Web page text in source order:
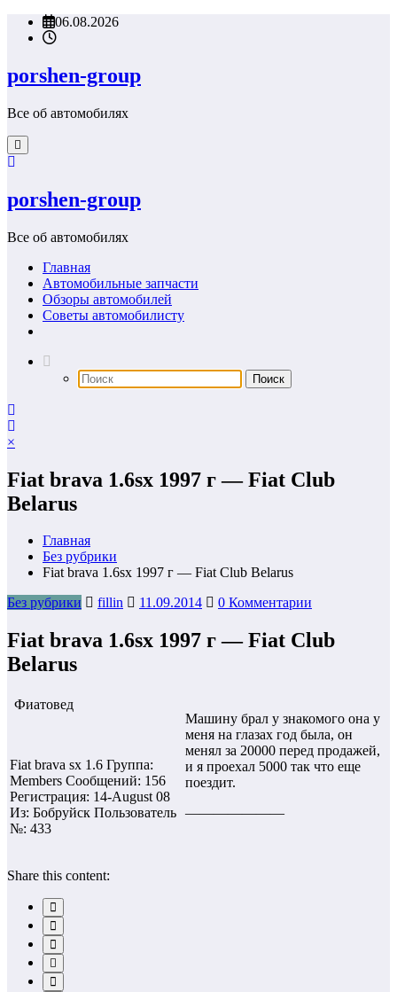
Перейти06.08.2026
porshen-group
Все об автомобилях
porshen-group
Все об автомобилях
Главная
Автомобильные запчасти
Обзоры автомобилей
Советы автомобилисту
×
Fiat brava 1.6sx 1997 г — Fiat Club
Belarus
Главная
Без рубрики
Fiat brava 1.6sx 1997 г — Fiat Club Belarus
Без рубрики
fillin 11.09.2014 0 Комментарии
Fiat brava 1.6sx 1997 г — Fiat Club
Belarus
Фиатовед
Fiat brava sx 1.6 Группа:
Members Сообщений: 156
Регистрация: 14-August 08
Из: Бобруйск Пользователь
№: 433
Машину брал у знакомого она у
меня на глазах год была, он
менял за 20000 перед продажей,
и я проехал 5000 так что еще
поездит.
———————
Share this content: